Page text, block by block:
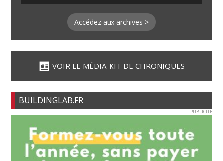
Accédez aux archives >
VOIR LE MÉDIA-KIT DE CHRONIQUES
BUILDINGLAB.FR
PUBLICITE